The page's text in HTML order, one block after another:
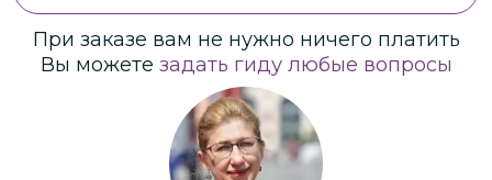
При заказе вам не нужно ничего платить
Вы можете задать гиду любые вопросы